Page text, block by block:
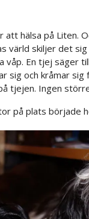
hälsa på Liten.
värld skiljer det
våp. En tjej säger
sig och kråmar
tjejen. Ingen
på plats började